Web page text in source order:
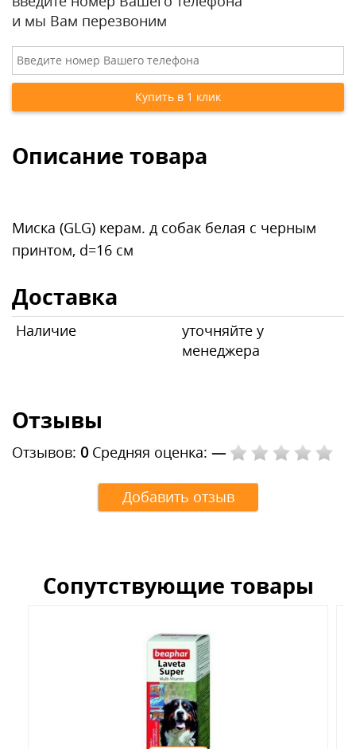
и мы Вам перезвоним
Описание товара
Миска (GLG) керам. д собак белая с черным
принтом, d=16 см
Доставка
Наличие
уточняйте у
менеджера
Отзывы
Отзывов: 0 Средняя оценка: —
Добавить отзыв
Сопутствующие товары